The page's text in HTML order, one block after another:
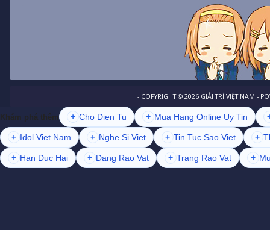
- COPYRIGHT © 2026 GIẢI TRÍ VIỆT NAM -
Khám phá thêm + Cho Dien Tu + Mua Hang Online Uy Tin
+ Idol Viet Nam + Nghe Si Viet + Tin Tuc Sao Viet +
+ Han Duc Hai + Dang Rao Vat + Trang Rao Vat +